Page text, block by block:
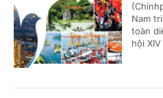
Nam
toàn
hội